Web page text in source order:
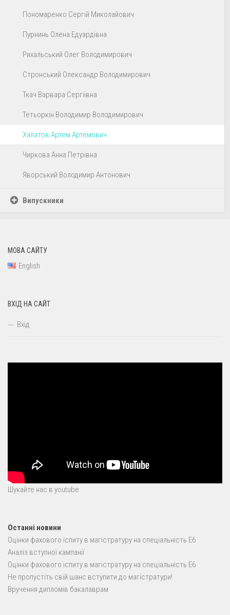
Пономаренко Сергій Миколайович
Пурнинь Олена Едуардівна
Рихальський Олег Володимирович
Стронський Олександр Володимирович
Ткач Варвара Сергіївна
Тетьоркін Володимир Володимирович
Халатов Артем Артемович
Чиркова Анна Петрівна
Яворський Володимир Антонович
Випускники
МОВА САЙТУ
English
ВХІД НА САЙТ
Вхід
Шукайте нас в youtube
Останні новини
Оцінки фахового іспиту в магістратуру на спеціальність E6
Аналіз вступної кампанії
Оцінки фахового іспиту в магістратуру на спеціальність E6
Не пропустіть свій шанс вступити до магістратури!
Вручення дипломів бакалаврам